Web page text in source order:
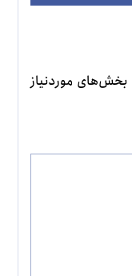
بخش‌های موردنیاز